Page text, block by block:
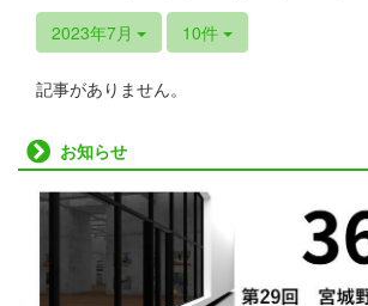
2023年7月 10件
記事がありません。
お知らせ